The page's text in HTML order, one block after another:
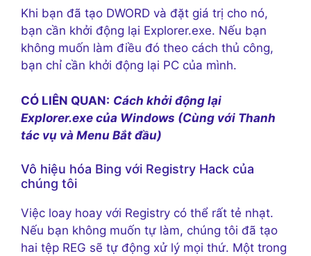
Khi bạn đã tạo DWORD và đặt giá trị cho nó,
bạn cần khởi động lại Explorer.exe. Nếu bạn
không muốn làm điều đó theo cách thủ công,
bạn chỉ cần khởi động lại PC của mình.
CÓ LIÊN QUAN: Cách khởi động lại
Explorer.exe của Windows (Cùng với Thanh
tác vụ và Menu Bắt đầu)
Vô hiệu hóa Bing với Registry Hack của
chúng tôi
Việc loay hoay với Registry có thể rất tẻ nhạt.
Nếu bạn không muốn tự làm, chúng tôi đã tạo
hai tệp REG sẽ tự động xử lý mọi thứ. Một trong